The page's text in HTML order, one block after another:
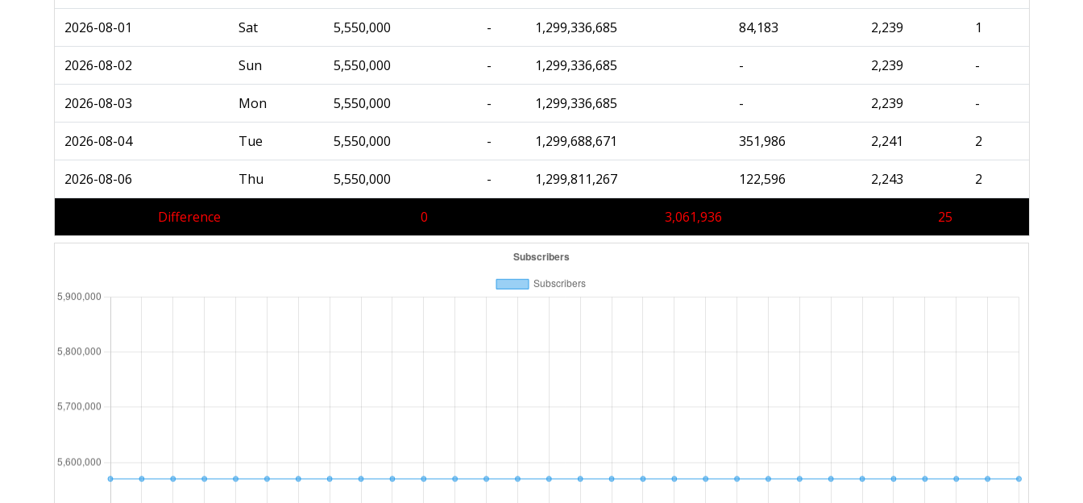
2026-08-01 Sat 5,550,000 - 1,299,336,685 84,183 2,239 1
2026-08-02 Sun 5,550,000 - 1,299,336,685 - 2,239 -
2026-08-03 Mon 5,550,000 - 1,299,336,685 - 2,239 -
2026-08-04 Tue 5,550,000 - 1,299,688,671 351,986 2,241 2
2026-08-06 Thu 5,550,000 - 1,299,811,267 122,596 2,243 2
Difference 0 3,061,936 25